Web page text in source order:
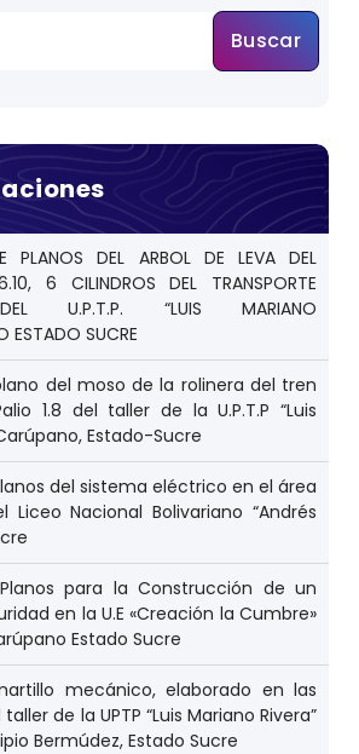
Buscar
PLANOS DEL ARBOL DE LEVA DEL
6 CILINDROS DEL TRANSPORTE
DEL U.P.T.P. “LUIS MARIANO
ESTADO SUCRE
del moso de la rolinera del tren
1.8 del taller de la U.P.T.P “Luis
Estado-Sucre
del sistema eléctrico en el área
Nacional Bolivariano “Andrés
para la Construcción de un
en la U.E «Creación la Cumbre»
Estado Sucre
mecánico, elaborado en las
de la UPTP “Luis Mariano Rivera”
Bermúdez, Estado Sucre